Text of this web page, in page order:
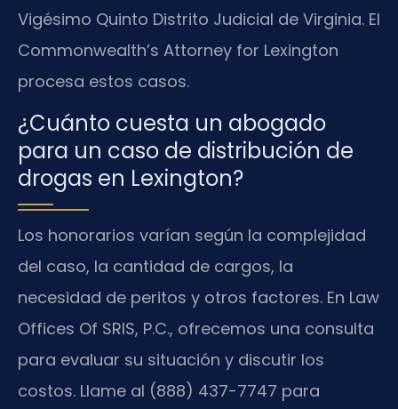
Vigésimo Quinto Distrito Judicial de Virginia. El
Commonwealth’s Attorney for Lexington
procesa estos casos.
¿Cuánto cuesta un abogado
para un caso de distribución de
drogas en Lexington?
Los honorarios varían según la complejidad
del caso, la cantidad de cargos, la
necesidad de peritos y otros factores. En Law
Offices Of SRIS, P.C., ofrecemos una consulta
para evaluar su situación y discutir los
costos. Llame al (888) 437-7747 para